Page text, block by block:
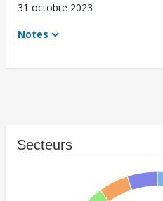
31 octobre 2023
Notes
Secteurs